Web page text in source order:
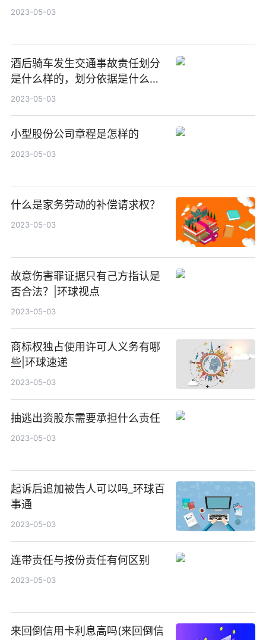
2023-05-03
酒后骑车发生交通事故责任划分
是什么样的，划分依据是什么样
的？-世界快播报
2023-05-03
小型股份公司章程是怎样的
2023-05-03
什么是家务劳动的补偿请求权？
2023-05-03
故意伤害罪证据只有己方指认是
否合法？|环球视点
2023-05-03
商标权独占使用许可人义务有哪
些|环球速递
2023-05-03
抽逃出资股东需要承担什么责任
2023-05-03
起诉后追加被告人可以吗_环球百
事通
2023-05-03
连带责任与按份责任有何区别
2023-05-03
来回倒信用卡利息高吗(来回倒信